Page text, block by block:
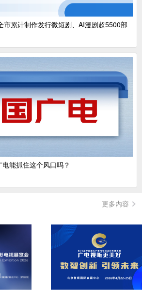
市累计制作发行微短剧、AI漫剧超5500部
能抓住这个风口吗？
更多内容